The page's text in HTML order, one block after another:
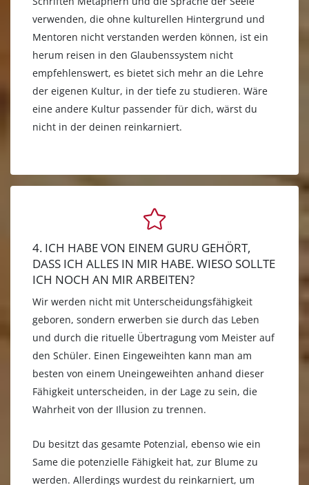
verwenden, die ohne kulturellen Hintergrund und
Mentoren nicht verstanden werden können, ist ein
herum reisen in den Glaubenssystem nicht
empfehlenswert, es bietet sich mehr an die Lehre
der eigenen Kultur, in der tiefe zu studieren. Wäre
eine andere Kultur passender für dich, wärst du
nicht in der deinen reinkarniert.
4. ICH HABE VON EINEM GURU GEHÖRT,
DASS ICH ALLES IN MIR HABE. WIESO SOLLTE
ICH NOCH AN MIR ARBEITEN?
Wir werden nicht mit Unterscheidungsfähigkeit
geboren, sondern erwerben sie durch das Leben
und durch die rituelle Übertragung vom Meister auf
den Schüler. Einen Eingeweihten kann man am
besten von einem Uneingeweihten anhand dieser
Fähigkeit unterscheiden, in der Lage zu sein, die
Wahrheit von der Illusion zu trennen.
Du besitzt das gesamte Potenzial, ebenso wie ein
Same die potenzielle Fähigkeit hat, zur Blume zu
werden. Allerdings wurdest du reinkarniert, um